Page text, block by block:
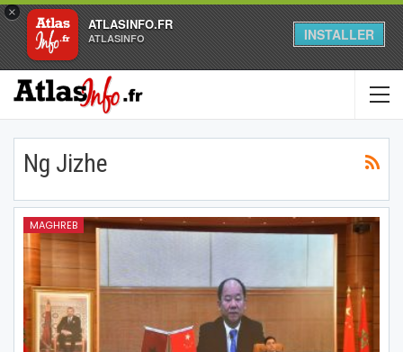
×
ATLASINFO.FR
ATLASINFO INSTALLER
Ng Jizhe
MAGHREB